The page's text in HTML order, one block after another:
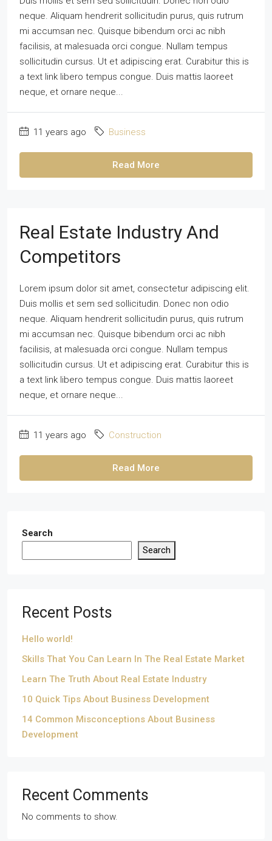
neque. Aliquam hendrerit sollicitudin purus, quis rutrum
mi accumsan nec. Quisque bibendum orci ac nibh
facilisis, at malesuada orci congue. Nullam tempus
sollicitudin cursus. Ut et adipiscing erat. Curabitur this is
a text link libero tempus congue. Duis mattis laoreet
neque, et ornare neque...
11 years ago Business
Read More
Real Estate Industry And
Competitors
Lorem ipsum dolor sit amet, consectetur adipiscing elit.
Duis mollis et sem sed sollicitudin. Donec non odio
neque. Aliquam hendrerit sollicitudin purus, quis rutrum
mi accumsan nec. Quisque bibendum orci ac nibh
facilisis, at malesuada orci congue. Nullam tempus
sollicitudin cursus. Ut et adipiscing erat. Curabitur this is
a text link libero tempus congue. Duis mattis laoreet
neque, et ornare neque...
11 years ago Construction
Read More
Search
Search
Recent Posts
Hello world!
Skills That You Can Learn In The Real Estate Market
Learn The Truth About Real Estate Industry
10 Quick Tips About Business Development
14 Common Misconceptions About Business
Development
Recent Comments
No comments to show.